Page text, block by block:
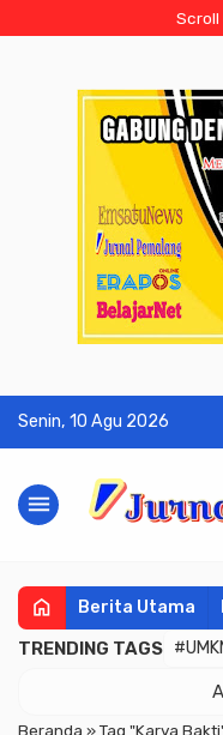
Scroll
Senin, 10 Agu 2026
menu
home Berita Utama
TRENDING TAGS
Beranda »Tag "Karya